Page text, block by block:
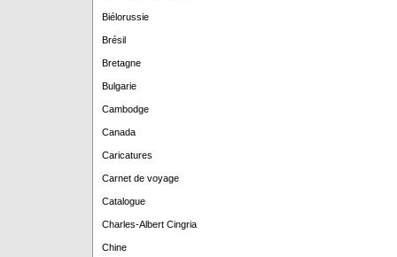
Biélorussie
Brésil
Bretagne
Bulgarie
Cambodge
Canada
Caricatures
Carnet de voyage
Catalogue
Charles-Albert Cingria
Chine